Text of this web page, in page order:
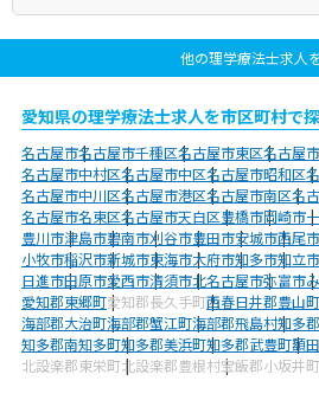
他の理学療法士求人
愛知県の理学療法士求人を市区町村で
名古屋市名古屋市千種区名古屋市東区名古屋
名古屋市中村区名古屋市中区名古屋市昭和区
名古屋市中川区名古屋市港区名古屋市南区名
名古屋市名東区名古屋市天白区豊橋市岡崎市
豊川市津島市碧南市刈谷市豊田市安城市西尾市
小牧市稲沢市新城市東海市大府市知多市知立市
日進市田原市愛西市清須市北名古屋市弥富市
愛知郡東郷町愛知郡長久手町西春日井郡豊山町
海部郡大治町海部郡蟹江町海部郡飛島村知多
知多郡南知多町知多郡美浜町知多郡武豊町額
北設楽郡東栄町北設楽郡豊根村宝飯郡小坂井町